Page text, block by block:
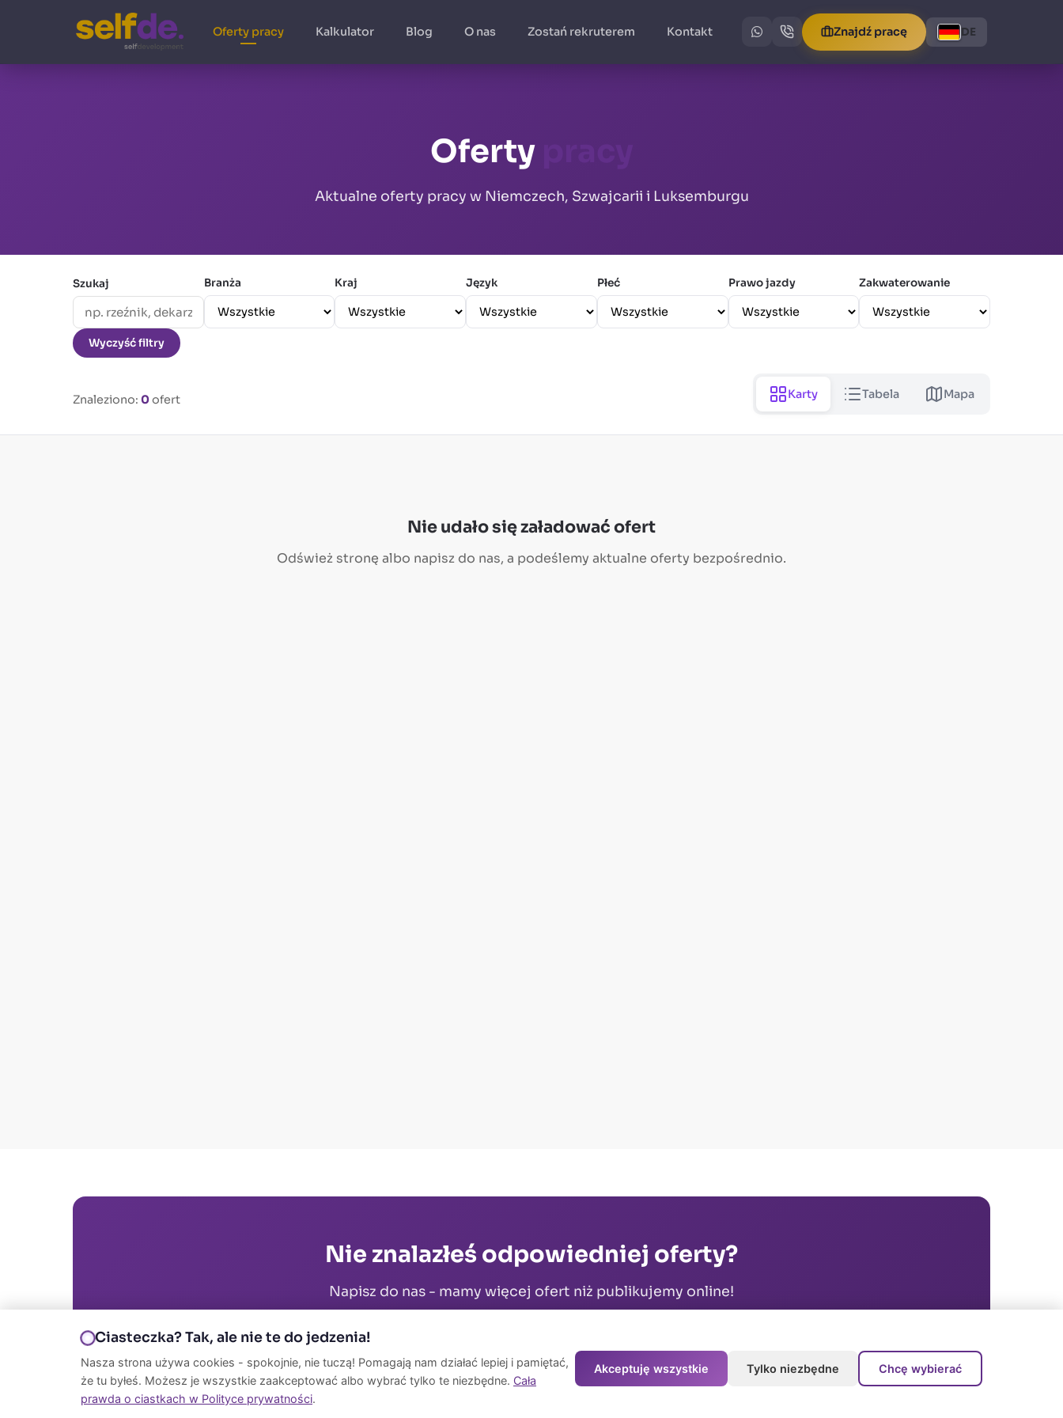
Oferty pracy Kalkulator Blog O nas Zostań rekruterem Kontakt Znajdź pracę DE
Oferty
Aktualne oferty pracy w Niemczech, Szwajcarii i Luksemburgu
Szukaj Branża Kraj Język Płeć Prawo jazdy Zakwaterowanie
Wyczyść filtry
Znaleziono: 0ofert Karty Tabela Mapa
Nie udało się załadować ofert
Odśwież stronę albo napisz do nas, a podeślemy aktualne oferty bezpośrednio.
Nie znalazłeś odpowiedniej oferty?
Napisz do nas - mamy więcej ofert niż publikujemy online!
Porozmawiaj z asystentem
Ciasteczka? Tak, ale nie te do jedzenia!
Nasza strona używa cookies - spokojnie, nie tuczą! Pomagają nam działać lepiej i pamiętać,
że tu byłeś. Możesz je wszystkie zaakceptować albo wybrać tylko te niezbędne. Cała
prawda o ciastkach w Polityce prywatności.
Akceptuję wszystkie Tylko niezbędne Chcę wybierać